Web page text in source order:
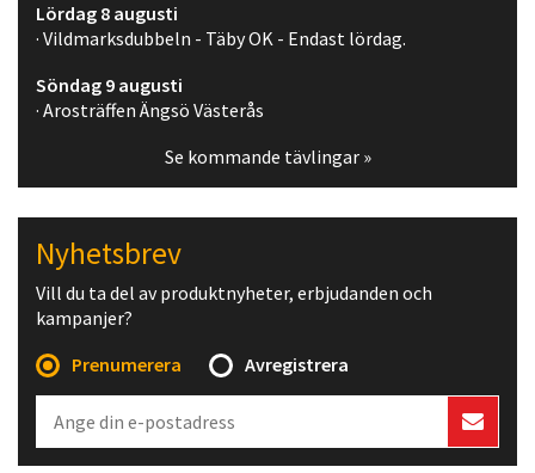
Lördag 8 augusti
· Vildmarksdubbeln - Täby OK - Endast lördag.
Söndag 9 augusti
· Arosträffen Ängsö Västerås
Se kommande tävlingar »
Nyhetsbrev
Vill du ta del av produktnyheter, erbjudanden och
kampanjer?
Prenumerera
Avregistrera